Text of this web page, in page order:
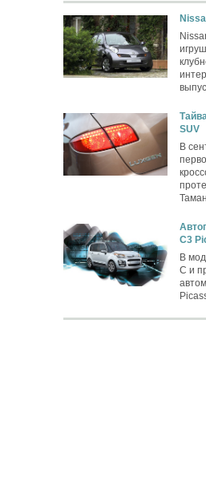
SUV
В
C3
В
C и